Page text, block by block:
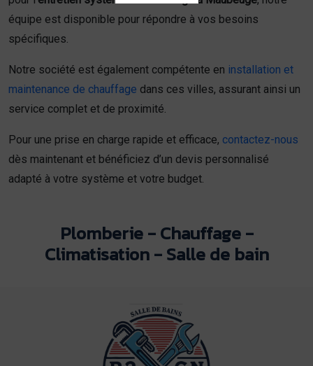
équipe est disponible pour répondre à vos besoins
spécifiques.
Notre société est également compétente en installation et
maintenance de chauffage dans ces villes, assurant ainsi un
service complet et de proximité.
Pour une prise en charge rapide et efficace, contactez-nous
dès maintenant et bénéficiez d’un devis personnalisé
adapté à votre système et votre budget.
Plomberie - Chauffage -
Climatisation - Salle de bain